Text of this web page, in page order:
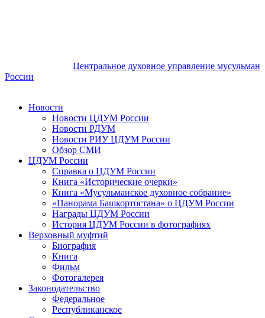
Центральное духовное управление мусульман
России
Новости
Новости ЦДУМ России
Новости РДУМ
Новости РИУ ЦДУМ России
Обзор СМИ
ЦДУМ России
Справка о ЦДУМ России
Книга «Исторические очерки»
Книга «Мусульманское духовное собрание»
«Панорама Башкортостана» о ЦДУМ России
Награды ЦДУМ России
История ЦДУМ России в фотографиях
Верховный муфтий
Биография
Книга
Фильм
Фотогалерея
Законодательство
Федеральное
Республиканское